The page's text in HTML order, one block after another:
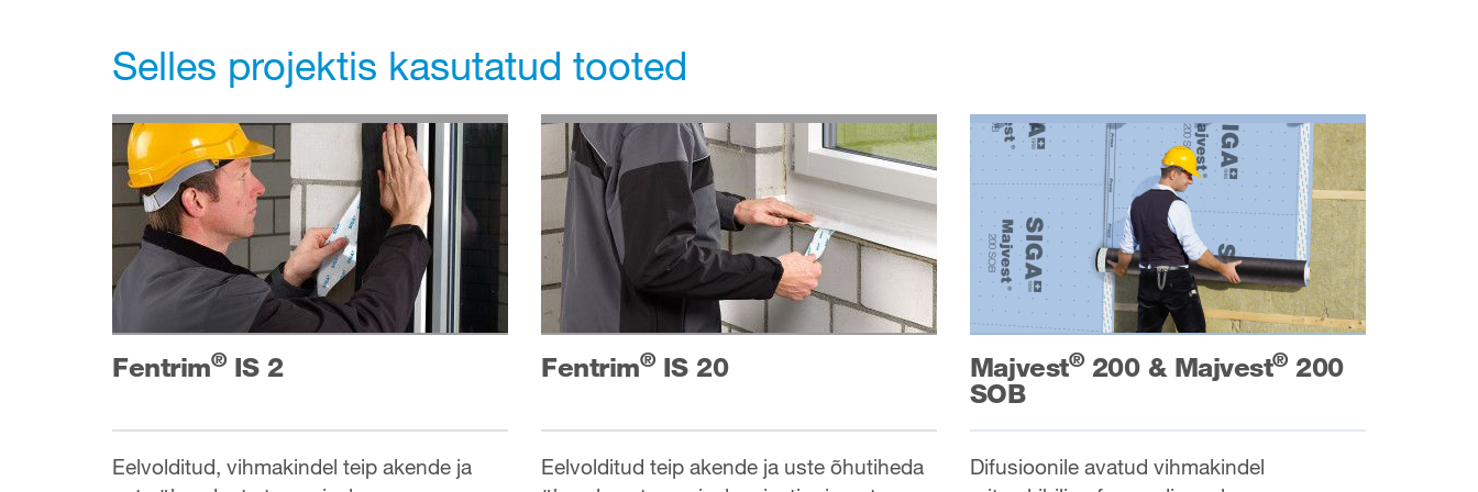
Selles projektis kasutatud tooted
Fentrim®IS 2
Eelvolditud, vihmakindel teip akende ja
Fentrim®IS 20
Eelvolditud teip akende ja uste õhutiheda
Majvest®200 & Majvest®200
SOB
Difusioonile avatud vihmakindel